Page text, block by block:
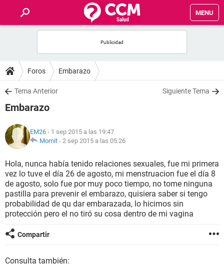
MENU
FOROS
SALUD
NUTRICIÓN
BIENESTAR
SEXUALIDAD
GLOSARIO
Foros Embarazo
Tema Anterior Siguiente Tema
Embarazo
EM26 - 1 sep 2015 a las 19:47
Momit - 2 sep 2015 a las 05:26
Hola, nunca había tenido relaciones sexuales, fue mi primera
vez lo tuve el día 26 de agosto, mi menstruacion fue el día 8
de agosto, solo fue por muy poco tiempo, no tome ninguna
pastilla para prevenir el embarazo, quisiera saber si tengo
probabilidad de qu dar embarazada, lo hicimos sin
protección pero el no tiró su cosa dentro de mi vagina
Compartir
Consulta también: